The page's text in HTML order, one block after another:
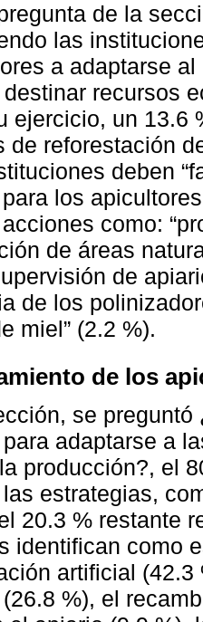
de la
las
a adaptarse
destinar recursos
ejercicio, un 13.6
de reforestación
deben
los
como:
de áreas
de
de los
miel” (2.2 %).
de los
se
adaptarse a
producción?, el
estrategias,
20.3 % restante
identifican como
artificial
%), el